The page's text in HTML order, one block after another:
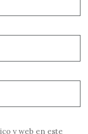
y web en este